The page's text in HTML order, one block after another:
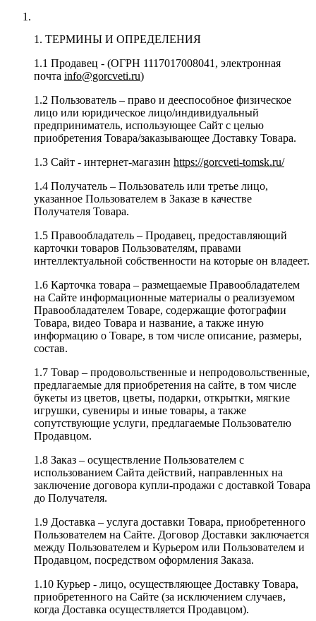
1. ТЕРМИНЫ И ОПРЕДЕЛЕНИЯ
1.1 Продавец - (ОГРН 1117017008041, электронная
почта info@gorcveti.ru)
1.2 Пользователь – право и дееспособное физическое
лицо или юридическое лицо/индивидуальный
предприниматель, использующее Сайт с целью
приобретения Товара/заказывающее Доставку Товара.
1.3 Сайт - интернет-магазин https://gorcveti-tomsk.ru/
1.4 Получатель – Пользователь или третье лицо,
указанное Пользователем в Заказе в качестве
Получателя Товара.
1.5 Правообладатель – Продавец, предоставляющий
карточки товаров Пользователям, правами
интеллектуальной собственности на которые он владеет.
1.6 Карточка товара – размещаемые Правообладателем
на Сайте информационные материалы о реализуемом
Правообладателем Товаре, содержащие фотографии
Товара, видео Товара и название, а также иную
информацию о Товаре, в том числе описание, размеры,
состав.
1.7 Товар – продовольственные и непродовольственные,
предлагаемые для приобретения на сайте, в том числе
букеты из цветов, цветы, подарки, открытки, мягкие
игрушки, сувениры и иные товары, а также
сопутствующие услуги, предлагаемые Пользователю
Продавцом.
1.8 Заказ – осуществление Пользователем с
использованием Сайта действий, направленных на
заключение договора купли-продажи с доставкой Товара
до Получателя.
1.9 Доставка – услуга доставки Товара, приобретенного
Пользователем на Сайте. Договор Доставки заключается
между Пользователем и Курьером или Пользователем и
Продавцом, посредством оформления Заказа.
1.10 Курьер - лицо, осуществляющее Доставку Товара,
приобретенного на Сайте (за исключением случаев,
когда Доставка осуществляется Продавцом).